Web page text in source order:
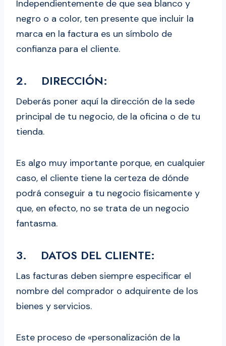
Independientemente de que sea blanco y
negro o a color, ten presente que incluir la
marca en la factura es un símbolo de
confianza para el cliente.
2. DIRECCIÓN:
Deberás poner aquí la dirección de la sede
principal de tu negocio, de la oficina o de tu
tienda.
Es algo muy importante porque, en cualquier
caso, el cliente tiene la certeza de dónde
podrá conseguir a tu negocio físicamente y
que, en efecto, no se trata de un negocio
fantasma.
3. DATOS DEL CLIENTE:
Las facturas deben siempre especificar el
nombre del comprador o adquirente de los
bienes y servicios.
Este proceso de «personalización de la